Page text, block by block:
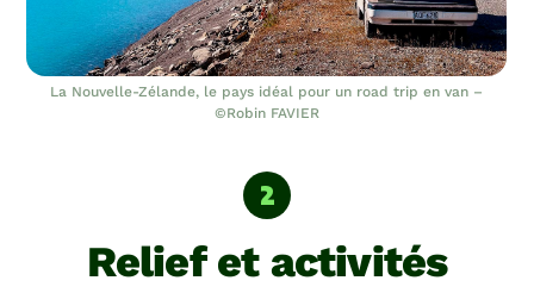
La Nouvelle-Zélande, le pays idéal pour un road trip en van –
©Robin FAVIER
Relief et activités